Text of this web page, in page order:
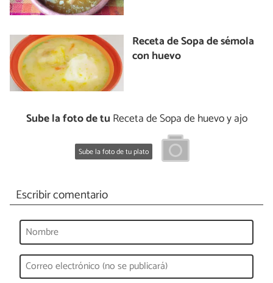
Receta de Sopa de sémola
con huevo
Sube la foto de tu Receta de Sopa de huevo y ajo
Sube la foto de tu plato
Escribir comentario